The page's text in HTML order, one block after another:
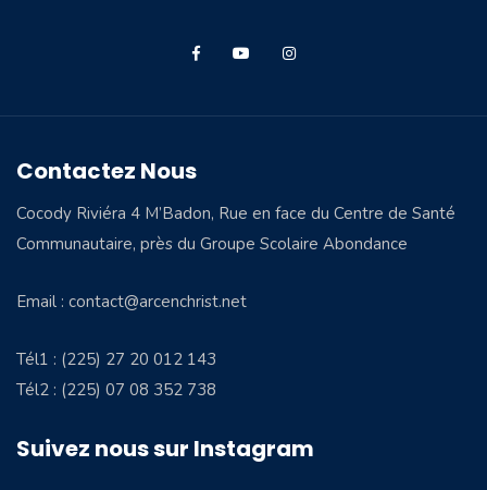
Contactez Nous
Cocody Riviéra 4 M’Badon, Rue en face du Centre de Santé
Communautaire, près du Groupe Scolaire Abondance
Email : contact@arcenchrist.net
Tél1 : (225) 27 20 012 143
Tél2 : (225) 07 08 352 738
Suivez nous sur Instagram